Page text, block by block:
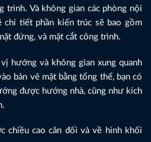
trình. Và không gian các phòng nội
chi tiết phần kiến trúc sẽ bao gồm
đứng, và mặt cắt công trình.
hướng và không gian xung quanh
bản vẽ mặt bằng tổng thể, bạn có
được hướng nhà, cũng như kích
chiều cao cân đối và về hình khối